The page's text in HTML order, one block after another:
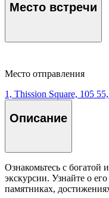
Место встречи
Место отправления
1, Thission Square, 105
Описание
Ознакомьтесь с
экскурсии. Узнайте о
памятниках,